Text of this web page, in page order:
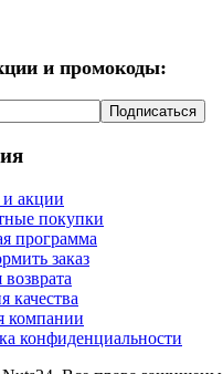
и промокоды:
Подписаться
акции
покупки
программа
заказ
качества
компании
конфиденциальности